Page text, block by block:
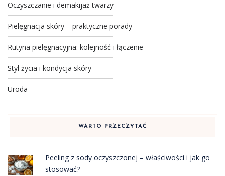
Oczyszczanie i demakijaż twarzy
Pielęgnacja skóry – praktyczne porady
Rutyna pielęgnacyjna: kolejność i łączenie
Styl życia i kondycja skóry
Uroda
WARTO PRZECZYTAĆ
Peeling z sody oczyszczonej – właściwości i jak go
stosować?